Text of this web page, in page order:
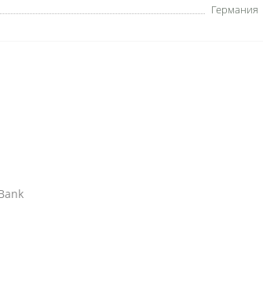
Германия